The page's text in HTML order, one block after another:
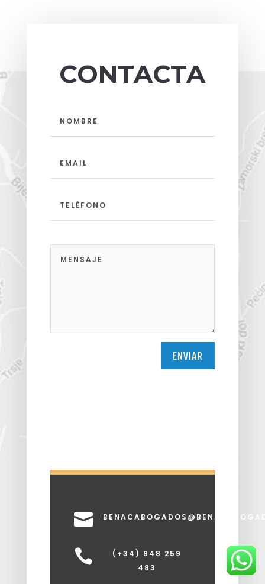
CONTACTA
ENVIAR


(+34) 948 259
483